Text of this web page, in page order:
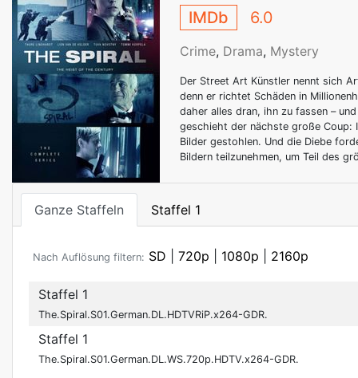
IMDb 6.0
Crime, Drama, Mystery
Der Street Art Künstler nennt sich
denn er richtet Schäden in
daher alles dran, ihn zu fassen –
geschieht der nächste große Coup:
Bilder gestohlen. Und die Diebe
Bildern teilzunehmen, um Teil des
Ganze Staffeln Staffel 1
Nach Auflösung filtern: SD 720p 1080p 2160p
Staffel 1
The.Spiral.S01.German.DL.HDTVRiP.x264-GDR.
Staffel 1
The.Spiral.S01.German.DL.WS.720p.HDTV.x264-GDR.